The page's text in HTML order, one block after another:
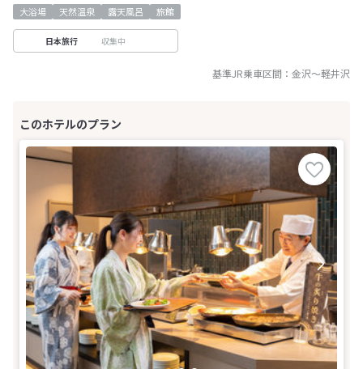
大浴場 天然温泉 露天風呂 旅館
日本旅行 収集中
基準JR乗車区間： 金沢～軽井沢